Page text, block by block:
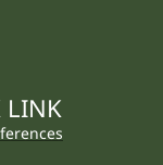
LINK